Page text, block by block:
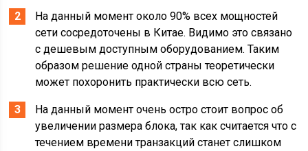
На данный момент около 90% всех мощностей
сети сосредоточены в Китае. Видимо это связано
с дешевым доступным оборудованием. Таким
образом решение одной страны теоретически
может похоронить практически всю сеть.
На данный момент очень остро стоит вопрос об
увеличении размера блока, так как считается что с
течением времени транзакций станет слишком